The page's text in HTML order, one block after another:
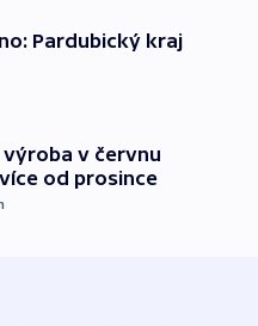
Pardubický kraj
výroba v červnu
od prosince